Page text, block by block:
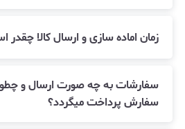
زمان اماده سازی و ارسال کالا چقدر
سفارشات به چه صورت ارسال و
سفارش پرداخت میگردد؟